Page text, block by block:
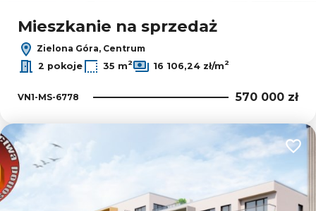
Mieszkanie na sprzedaż
Zielona Góra, Centrum
2 pokoje
35 m2 16 106,24 zł/m2
VN1-MS-6778 570 000 zł